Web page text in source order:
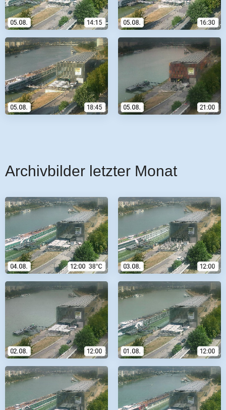
Archivbilder letzter Monat